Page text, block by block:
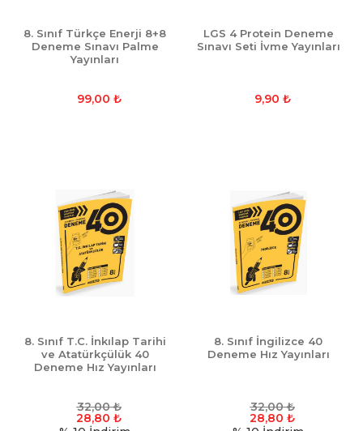
8. Sınıf Türkçe Enerji 8+8
Deneme Sınavı Palme
Yayınları
99,00 ₺
LGS 4 Protein Deneme
Sınavı Seti İvme Yayınları
9,90 ₺
8. Sınıf T.C. İnkılap Tarihi
ve Atatürkçülük 40
Deneme Hız Yayınları
32,00₺
28,80 ₺
8. Sınıf İngilizce 40
Deneme Hız Yayınları
32,00₺
28,80 ₺